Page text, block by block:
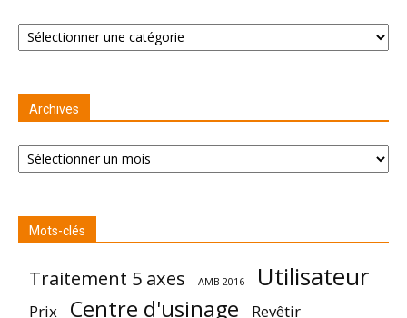
Catégories
Archives
Archives
Mots-clés
Traitement 5 axes AMB 2016 Utilisateur
Prix Centre d'usinage Revêtir